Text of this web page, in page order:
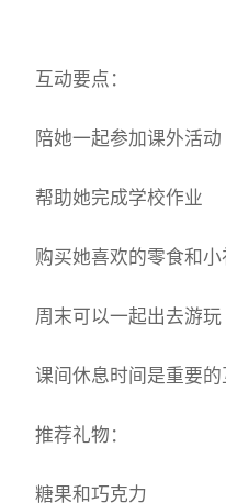
互动要点：
陪她一起参加课外活动
帮助她完成学校作业
购买她喜欢的零食和小
周末可以一起出去游玩
课间休息时间是重要的
推荐礼物：
糖果和巧克力